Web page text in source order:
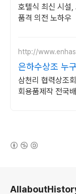
호텔식 최신 시설
품격 의전 노하우
http://
은하수상조 누
례서비스전문
삼천리 협력상조
회용품제작 전국